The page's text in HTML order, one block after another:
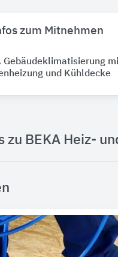
zum Mitnehmen
Gebäudeklimatisierung
und Kühldecke
zu BEKA Heiz-